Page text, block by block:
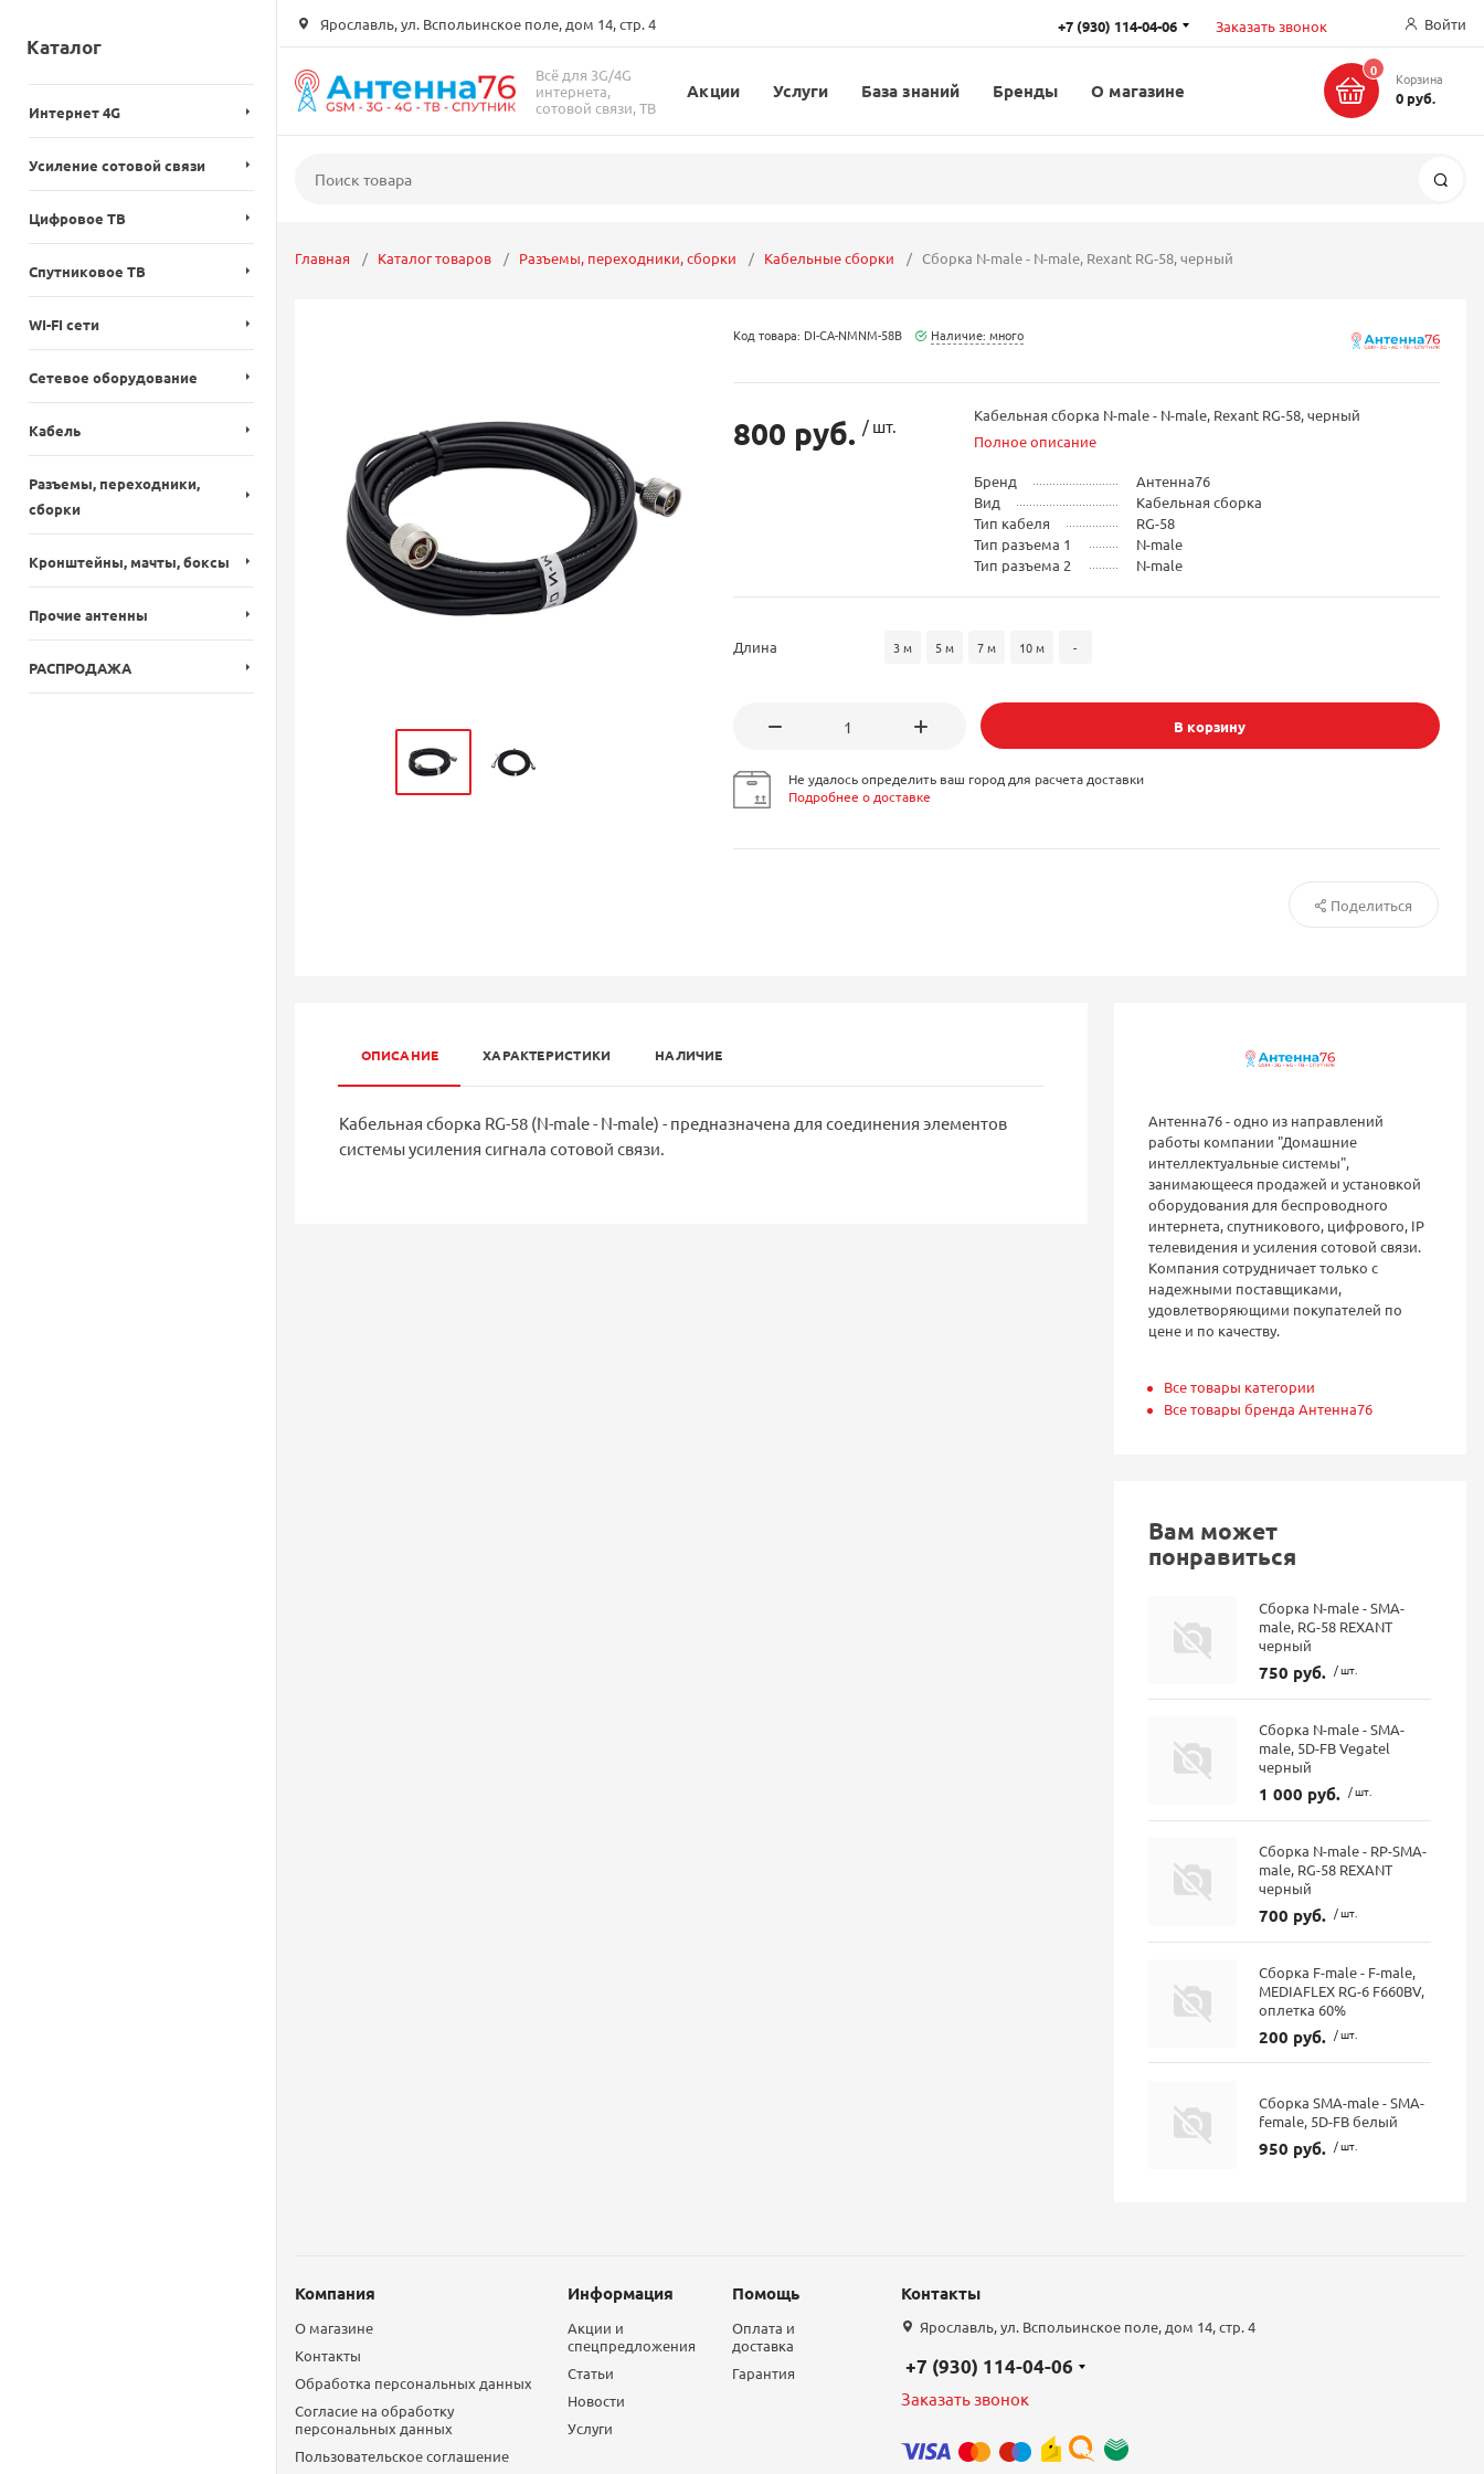
Ярославль, ул. Вспольинское поле, дом 14, стр. 4 +7 (930) 114-04-06 Заказать звонок Войти
Всё для 3G/4G
интернета,
сотовой связи, ТВ
Акции Услуги База знаний Бренды О магазине
0 Корзина
0 руб.
Каталог
Интернет 4G
Усиление сотовой связи
Цифровое ТВ
Спутниковое ТВ
WI-FI сети
Сетевое оборудование
Кабель
Разъемы, переходники,
сборки
Кронштейны, мачты, боксы
Прочие антенны
РАСПРОДАЖА
Главная Каталог товаров Разъемы, переходники, сборки Кабельные сборки Сборка N-male - N-male, Rexant RG-58, черный
Код товара: DI-CA-NMNM-58B Наличие: много
800 руб. / шт.
Кабельная сборка N-male - N-male, Rexant RG-58, черный
Полное описание
Бренд
Антенна76
Вид
Кабельная сборка
Тип кабеля
RG-58
Тип разъема 1
N-male
Тип разъема 2
N-male
Длина 3 м 5 м 7 м 10 м -
В корзину
Не удалось определить ваш город для расчета доставки
Подробнее о доставке
Поделиться
ОПИСАНИЕ ХАРАКТЕРИСТИКИ НАЛИЧИЕ
Кабельная сборка RG-58 (N-male - N-male) - предназначена для соединения элементов
системы усиления сигнала сотовой связи.
Антенна76 - одно из направлений
работы компании "Домашние
интеллектуальные системы",
занимающееся продажей и установкой
оборудования для беспроводного
интернета, спутникового, цифрового, IP
телевидения и усиления сотовой связи.
Компания сотрудничает только с
надежными поставщиками,
удовлетворяющими покупателей по
цене и по качеству.
Все товары категории
Все товары бренда Антенна76
Вам может
понравиться
Сборка N-male - SMA-
male, RG-58 REXANT
черный
750 руб. / шт.
Сборка N-male - SMA-
male, 5D-FB Vegatel
черный
1 000 руб. / шт.
Сборка N-male - RP-SMA-
male, RG-58 REXANT
черный
700 руб. / шт.
Сборка F-male - F-male,
MEDIAFLEX RG-6 F660BV,
оплетка 60%
200 руб. / шт.
Сборка SMA-male - SMA-
female, 5D-FB белый
950 руб. / шт.
Компания
О магазине
Контакты
Обработка персональных данных
Согласие на обработку
персональных данных
Пользовательское соглашение
Информация
Акции и
спецпредложения
Статьи
Новости
Услуги
Помощь
Оплата и
доставка
Гарантия
Контакты
Ярославль, ул. Вспольинское поле, дом 14, стр. 4
+7 (930) 114-04-06
Заказать звонок